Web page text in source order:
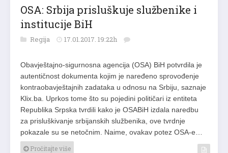
OSA: Srbija prisluškuje službenike i
institucije BiH
Regija 17.01.2017. 19:22h
Obavještajno-sigurnosna agencija (OSA) BiH potvrdila je
autentičnost dokumenta kojim je naređeno sprovođenje
kontraobavještajnih zadataka u odnosu na Srbiju, saznaje
Klix.ba. Uprkos tome što su pojedini političari iz entiteta
Republika Srpska tvrdili kako je OSABiH izdala naredbu
za prisluškivanje srbijanskih službenika, ove tvrdnje
pokazale su se netočnim. Naime, ovakav potez OSA-e…
Pročitajte više